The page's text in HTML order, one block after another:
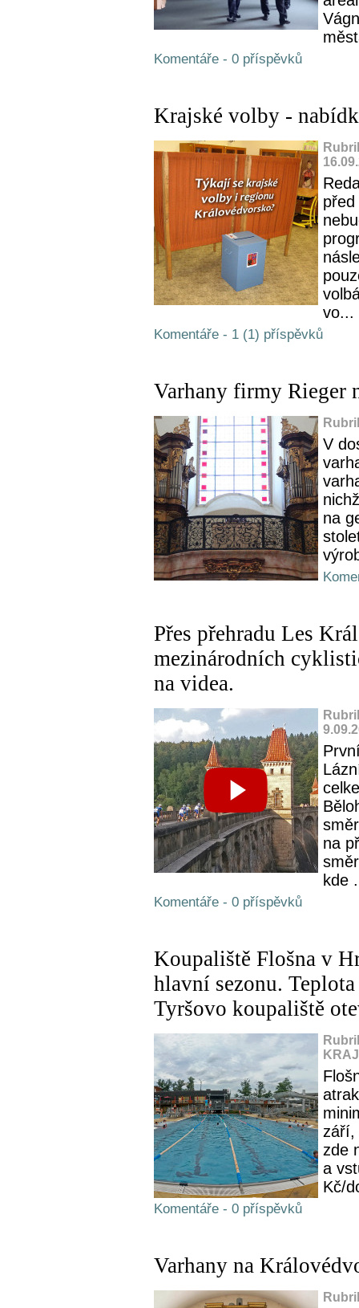
Komentáře - 0 příspěvků
Krajské volby -
vo...
Komentáře - 1 (1) příspěvků
Varhany firmy Rieger
V
na
Přes přehradu Les
mezinárodních
na videa.
na
kde
Komentáře - 0 příspěvků
Koupaliště Flošna v
hlavní sezonu.
Tyršovo koupaliště
září,
zde
a
Kč/
Komentáře - 0 příspěvků
Varhany na